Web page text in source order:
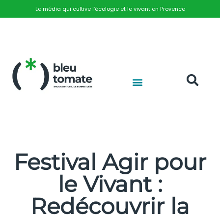
Le média qui cultive l’écologie et le vivant en Provence
Festival Agir pour
le Vivant :
Redécouvrir la